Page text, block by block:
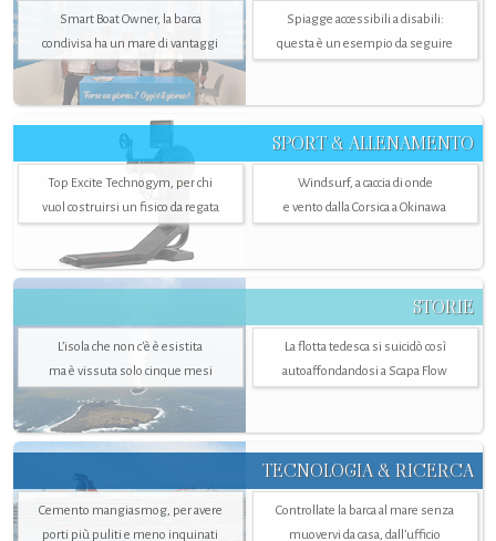
Smart Boat Owner, la barca
condivisa ha un mare di vantaggi
Spiagge accessibili a disabili:
questa è un esempio da seguire
SPORT & ALLENAMENTO
Top Excite Technogym, per chi
vuol costruirsi un fisico da regata
Windsurf, a caccia di onde
e vento dalla Corsica a Okinawa
STORIE
L’isola che non c'è è esistita
ma è vissuta solo cinque mesi
La flotta tedesca si suicidò così
autoaffondandosi a Scapa Flow
TECNOLOGIA & RICERCA
Cemento mangiasmog, per avere
porti più puliti e meno inquinati
Controllate la barca al mare senza
muovervi da casa, dall’ufficio